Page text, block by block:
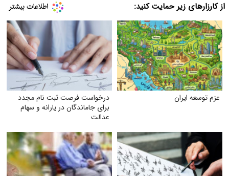
از کارزارهای زیر حمایت کنید:
عزم توسعه ایران
درخواست فرصت ثبت‌ نام مجدد
برای جاماندگان در یارانه و سهام
عدالت